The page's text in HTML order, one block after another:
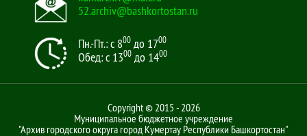
52.archiv@bashkortostan.ru
Пн.-Пт.: с 800 до 1700
Обед: с 1300 до 1400
Copyright © 2015 - 2026
Муниципальное бюджетное учреждение
"Архив городского округа город Кумертау Республики Башкортостан"